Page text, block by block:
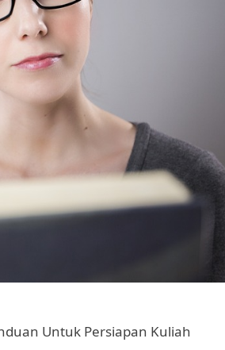
Untuk Persiapan Kuliah